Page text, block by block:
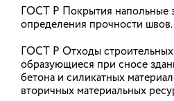
Утверждена
повышения
труда в
Минстрой утвердил
производительности труда
строительства до 2030
ГОСТ Р Покрытия напольные
определения прочности швов.
ГОСТ Р Отходы строительных
образующиеся при сносе
бетона и силикатных
вторичных материальных